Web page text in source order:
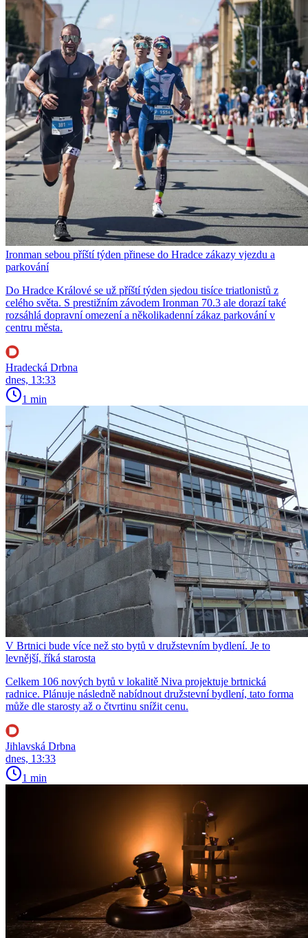
Ironman sebou příští týden přinese do Hradce zákazy vjezdu a
parkování
Do Hradce Králové se už příští týden sjedou tisíce triatlonistů z
celého světa. S prestižním závodem Ironman 70.3 ale dorazí také
rozsáhlá dopravní omezení a několikadenní zákaz parkování v
centru města.
Hradecká Drbna
dnes, 13:33
1 min
V Brtnici bude více než sto bytů v družstevním bydlení. Je to
levnější, říká starosta
Celkem 106 nových bytů v lokalitě Niva projektuje brtnická
radnice. Plánuje následně nabídnout družstevní bydlení, tato forma
může dle starosty až o čtvrtinu snížit cenu.
Jihlavská Drbna
dnes, 13:33
1 min